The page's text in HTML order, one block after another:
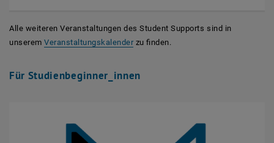
Alle weiteren Veranstaltungen des Student Supports sind in
unseremVeranstaltungskalenderzu finden.
Für Studienbeginner_innen